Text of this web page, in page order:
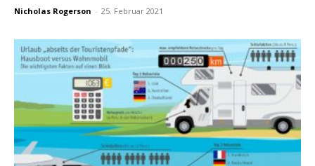
Nicholas Rogerson - 25. Februar 2021